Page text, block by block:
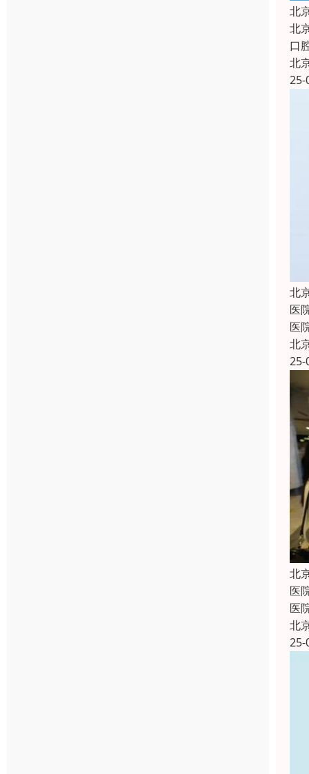
北
北
口
北
25-
北
医
医
北
25-
北
医
医
北
25-